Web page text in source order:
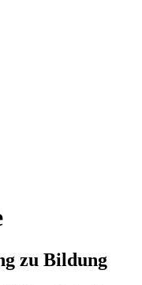
zu Bildung